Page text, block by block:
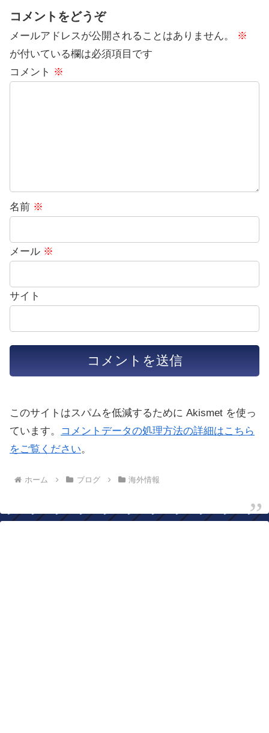
コメントをどうぞ
メールアドレスが公開されることはありません。
※
が付いている欄は必須項目です
コメント ※
名前 ※
メール ※
サイト
このサイトはスパムを低減するために Akismet を使っ
ています。
コメントデータの処理方法の詳細はこちら
をご覧ください。
ホーム ブログ 海外情報